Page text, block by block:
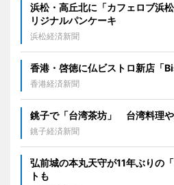
浜松・高丘北に「カフェロブ浜
リジナルパンケーキ
浜松経済新聞
香港・啓徳に仏ビストロ新店「
香港経済新聞
銚子で「台湾茶坊」 台湾料理
銚子経済新聞
弘前城の本丸天守が11年ぶりの
トも